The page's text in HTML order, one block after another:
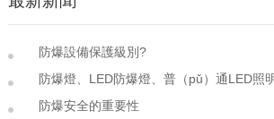
防爆設備保護級別?
防爆燈、LED防爆燈、普（pǔ）通LED照
防爆安全的重要性